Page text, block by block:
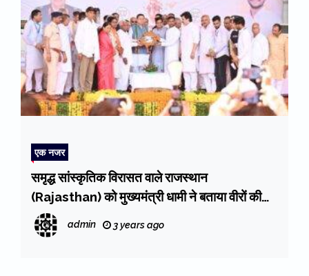
एक नजर
समृद्ध सांस्कृतिक विरासत वाले राजस्थान
(Rajasthan) को मुख्यमंत्री धामी ने बताया वीरों की
भूमि
admin 3 years ago